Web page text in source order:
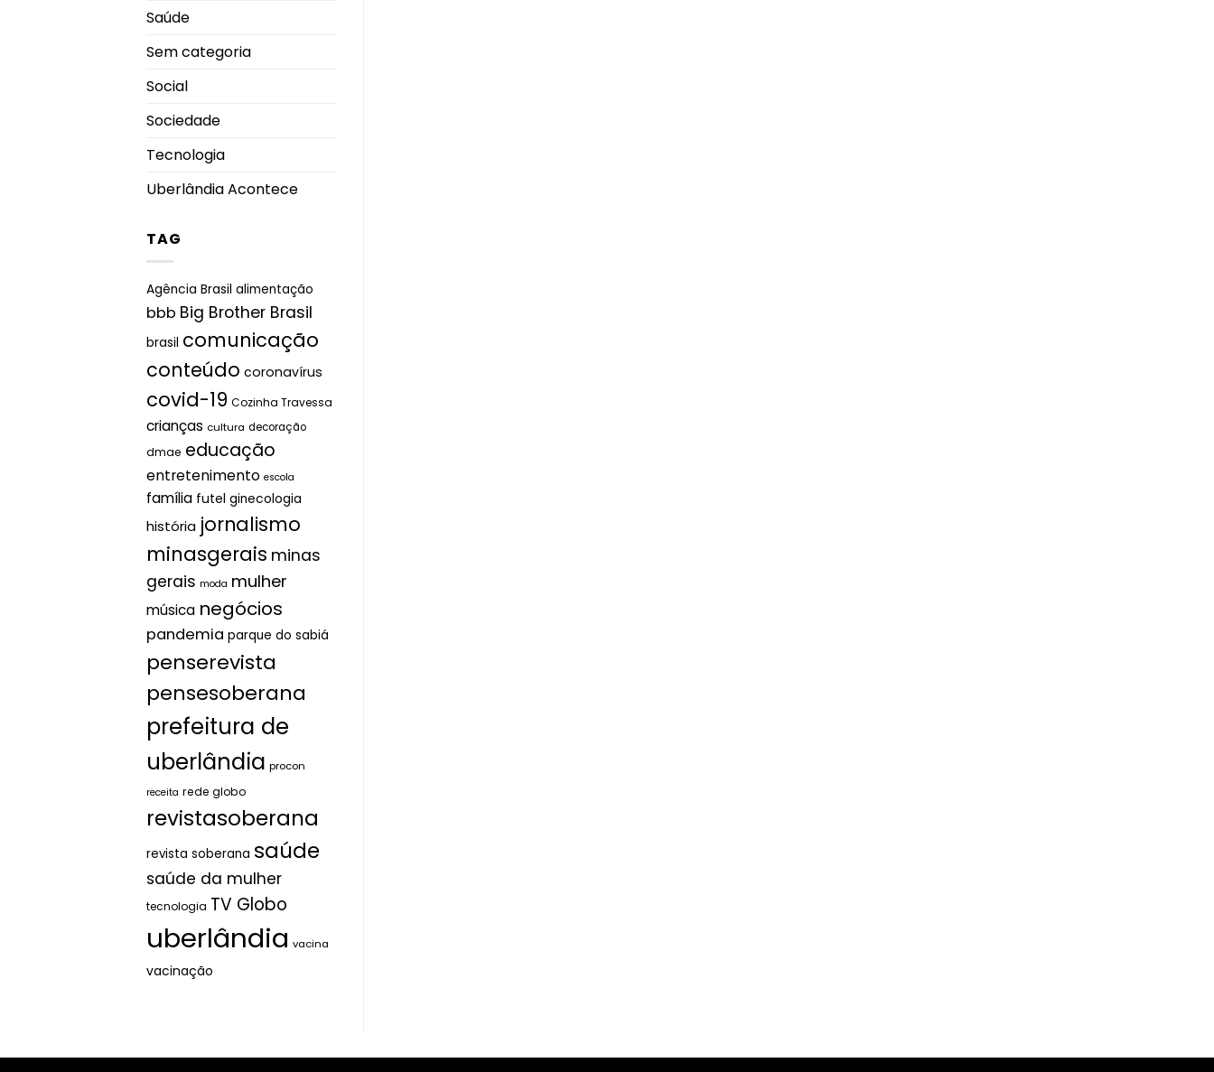
Saúde
Sem categoria
Social
Sociedade
Tecnologia
Uberlândia Acontece
TAG
Agência Brasil alimentação
bbb Big Brother Brasil
brasil comunicação
conteúdo coronavírus
covid-19 Cozinha Travessa
crianças cultura decoração
dmae educação
entretenimento escola
família futel ginecologia
história jornalismo
minasgerais minas
gerais moda mulher
música negócios
pandemia parque do sabiá
penserevista
pensesoberana
prefeitura de
uberlândia procon
receita rede globo
revistasoberana
revista soberana saúde
saúde da mulher
tecnologia TV Globo
uberlândia vacina
vacinação